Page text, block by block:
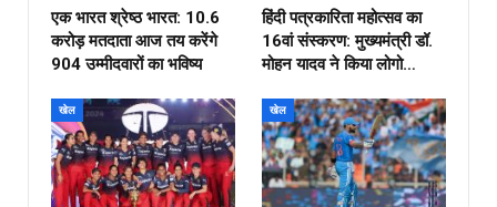
एक भारत श्रेष्ठ भारत: 10.6
करोड़ मतदाता आज तय करेंगे
904 उम्मीदवारों का भविष्य
हिंदी पत्रकारिता महोत्सव का
16वां संस्करण: मुख्यमंत्री डॉ.
मोहन यादव ने किया लोगो…
खेल खेल